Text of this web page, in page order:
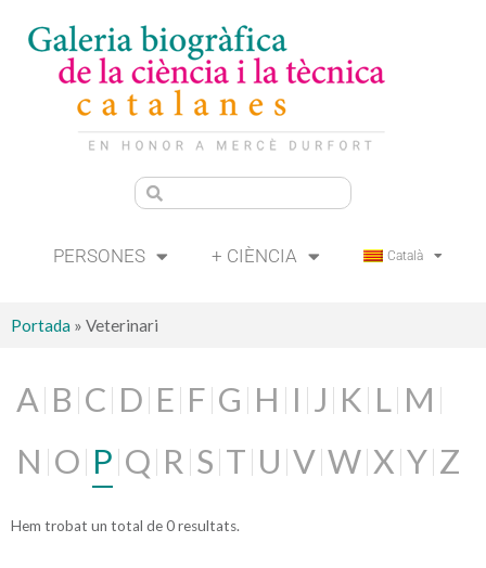
PERSONES + CIÈNCIA Català
Portada » Veterinari
A B C D E F G H I J K L M
N O P Q R S T U V W X Y Z
Hem trobat un total de 0 resultats.